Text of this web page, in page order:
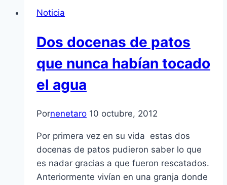
Noticia
Dos docenas de patos
que nunca habí­an tocado
el agua
Pornenetaro 10 octubre, 2012
Por primera vez en su vida estas dos
docenas de patos pudieron saber lo que
es nadar gracias a que fueron rescatados.
Anteriormente viví­an en una granja donde